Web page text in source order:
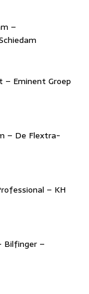
–
– Eminent Groep
– De Flextra-
– KH
Bilfinger –